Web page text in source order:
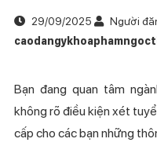
29/09/2025
Người
Bạn đang quan tâm
không rõ điều kiện xét
cấp cho các bạn những